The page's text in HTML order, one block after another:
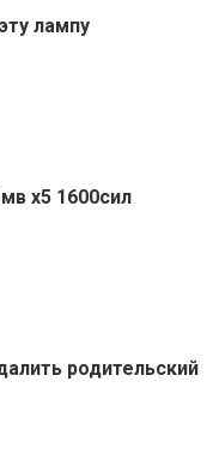
лампу
х5 1600сил
родительский